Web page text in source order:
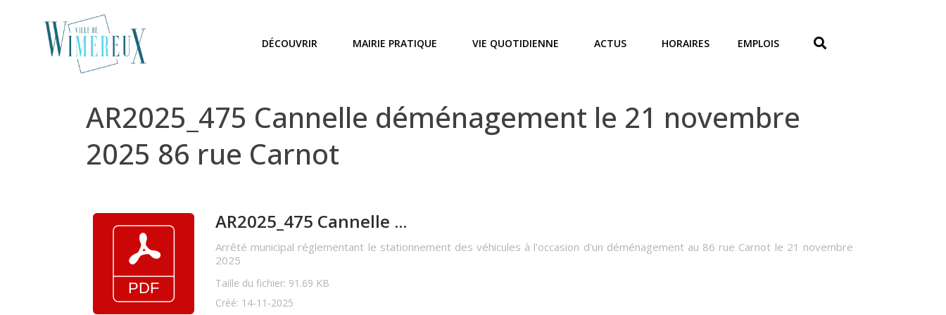
DÉCOUVRIR MAIRIE PRATIQUE VIE QUOTIDIENNE ACTUS HORAIRES EMPLOIS
AR2025_475 Cannelle déménagement le 21 novembre
2025 86 rue Carnot
AR2025_475 Cannelle ...
Arrêté municipal réglementant le stationnement des véhicules à l'occasion d'un déménagement au 86 rue Carnot le 21 novembre
2025
Taille du fichier: 91.69 KB
Créé: 14-11-2025